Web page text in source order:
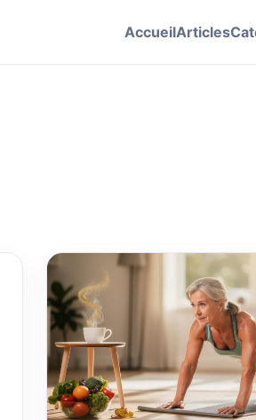
AccueilArticles